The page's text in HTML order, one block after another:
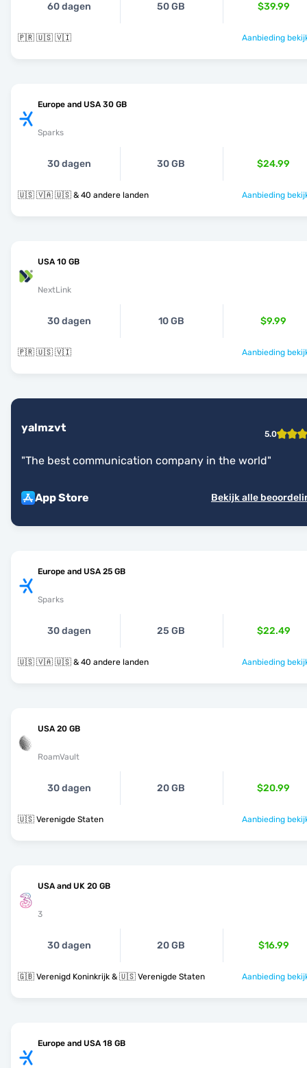
60 dagen 50 GB $39.99
🇵🇷 🇺🇸 🇻🇮 Aanbieding
Europe and USA 30 GB
Sparks
30 dagen 30 GB $24.99
🇺🇸 🇻🇦 🇺🇸 & 40 andere landen Aanbieding
USA 10 GB
NextLink
30 dagen 10 GB $9.99
🇵🇷 🇺🇸 🇻🇮 Aanbieding
yalmzvt 5.0
"The best communication company in the world"
App Store Bekijk alle
Europe and USA 25 GB
Sparks
30 dagen 25 GB $22.49
🇺🇸 🇻🇦 🇺🇸 & 40 andere landen Aanbieding
USA 20 GB
RoamVault
30 dagen 20 GB $20.99
🇺🇸 Verenigde Staten Aanbieding
USA and UK 20 GB
3
30 dagen 20 GB $16.99
🇬🇧 Verenigd Koninkrijk & 🇺🇸 Verenigde Staten Aanbieding
Europe and USA 18 GB